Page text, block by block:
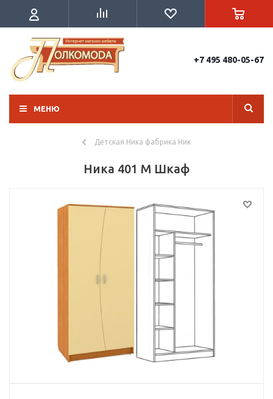
+7 495 480-05-67
МЕНЮ
Детская Ника фабрика Ник
Ника 401 М Шкаф